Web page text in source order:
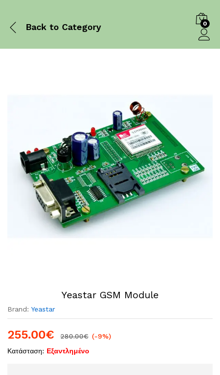
Back to Category 0
Yeastar GSM Module
Brand: Yeastar
255.00€ 280.00€ (-9%)
Κατάσταση: Εξαντλημένο